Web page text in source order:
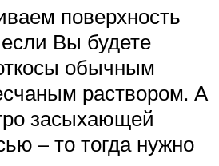
поверхность
Вы будете
обычным
раствором. А
засыхающей
– то тогда нужно